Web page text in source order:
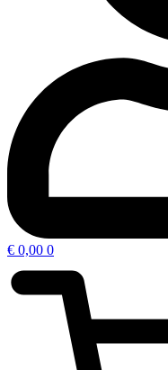
€ 0,00 0